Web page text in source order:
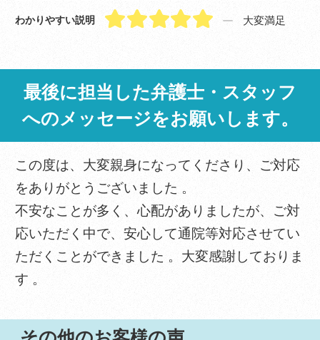
わかりやすい説明 大変満足
最後に担当した弁護士・スタッフ
へのメッセージをお願いします。
この度は、大変親身になってくださり、ご対応
をありがとうございました 。
不安なことが多く、心配がありましたが、ご対
応いただく中で、安心して通院等対応させてい
ただくことができました 。大変感謝しておりま
す 。